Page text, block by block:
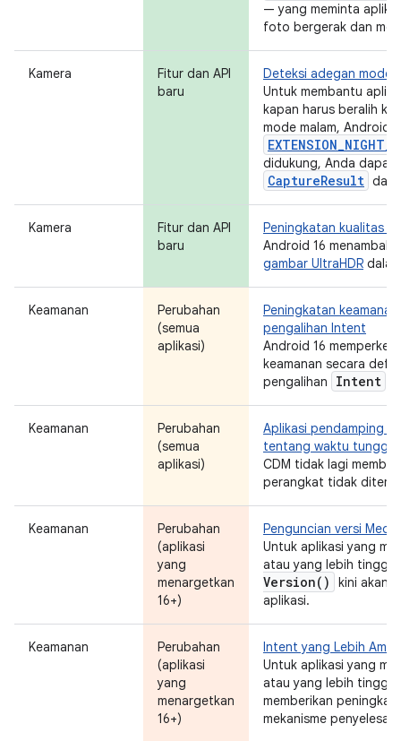
— yang meminta
foto bergerak dan
Kamera
Fitur dan API
baru
Deteksi adegan mode
Untuk membantu
kapan harus beralih ke
mode malam, Android
didukung, Anda dapat
CaptureResult
Kamera
Fitur dan API
baru
Peningkatan kualitas
Android 16
gambar UltraHDR
Keamanan
Perubahan
(semua
aplikasi)
Peningkatan
pengalihan Intent
Android 16
keamanan secara
pengalihan
Intent
Keamanan
Perubahan
(semua
aplikasi)
Aplikasi pendamping
tentang waktu tunggu
CDM tidak lagi
perangkat tidak
Keamanan
Perubahan
(aplikasi
yang
menargetkan
16+)
Penguncian versi
Untuk aplikasi yang
atau yang lebih tinggi,
Version( )
kini akan
aplikasi.
Keamanan
Perubahan
(aplikasi
yang
menargetkan
16+)
Intent yang Lebih Aman
Untuk aplikasi yang
atau yang lebih tinggi,
memberikan
mekanisme